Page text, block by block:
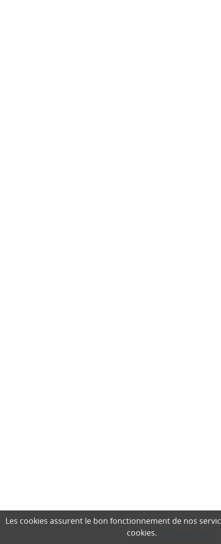
Les cookies assurent le bon fonctionnement de nos
cookies.